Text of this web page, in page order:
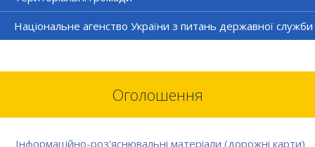
Національне агенство України з питань державної служби
Оголошення
Інформаційно-роз'яснювальні матеріали (дорожні карти)